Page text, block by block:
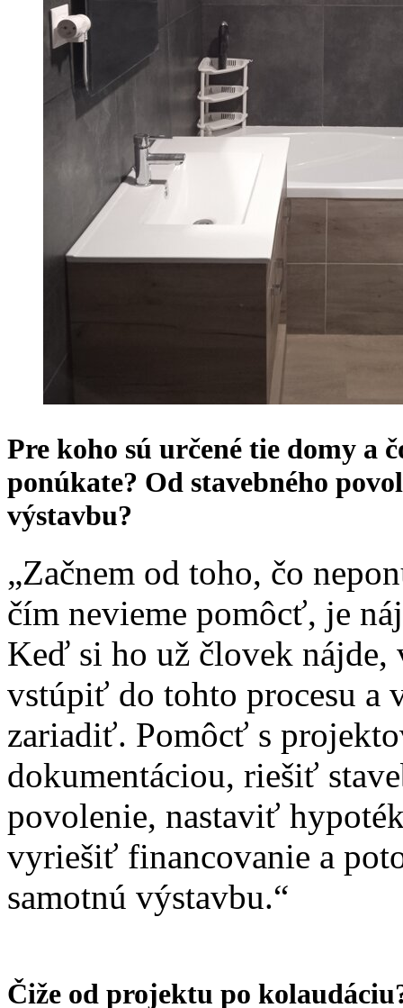
Pre koho sú určené tie domy a
ponúkate? Od stavebného
výstavbu?
„Začnem od toho, čo
čím nevieme pomôcť, je
Keď si ho už človek nájde,
vstúpiť do tohto procesu a
zariadiť. Pomôcť s
dokumentáciou, riešiť
povolenie, nastaviť
vyriešiť financovanie a
samotnú výstavbu.“
Čiže od projektu po